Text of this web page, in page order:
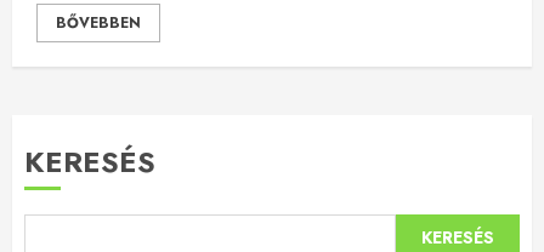
BŐVEBBEN
KERESÉS
KERESÉS